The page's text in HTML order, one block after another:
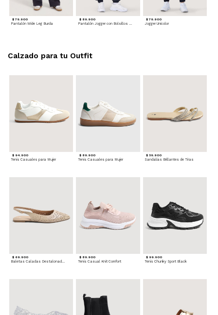
$ 79.900
Pantalón Wide Leg Burda
$ 89.900
Pantalón Jogger con Bolsillos Cargo
$ 79.900
Jogger Unicolor
$ 94.900
Tenis Casuales para Mujer
$ 89.900
Tenis Casuales para Mujer
$ 59.900
Sandalias Brillantes de Tiras
$ 69.900
Baletas Caladas Destalonadas
$ 89.900
Tenis Casual Knit Comfort
$ 99.900
Tenis Chunky Sport Black
Calzado para tu Outfit